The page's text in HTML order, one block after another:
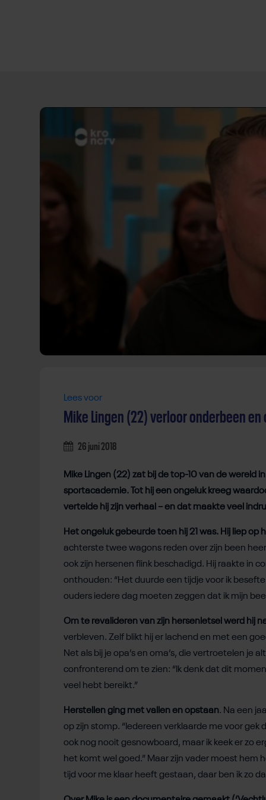
Lees voor
Mike Lingen (22) verloor onderbeen
26 juni 2018
Mike Lingen (22) zat bij de top-10 van de wereld
sportacademie. Tot hij een ongeluk kreeg
vertelde hij zijn verhaal – en dat maakte veel
Het ongeluk gebeurde toen hij 21 was. Hij liep op
achterste twee wagons reden over zijn been
ook zijn hersenen flink beschadigd. Hij raakte in
onthouden: “Het duurde een tijdje voor ik
ouders iedere dag moeten zeggen dat ik mijn
Om te revalideren van zijn hersenletsel werd hij
verbleven. Zelf blikt hij er lachend en met een
Net als bij je opa’s en oma’s, die vertroetelen je
confronterend om te zien: “Ik denk dat dit
veel hebt bereikt.”
Herstellen ging met vallen en opstaan. Na een
op zijn stomp. “Iedereen verklaarde me voor
ook nog nooit gesnowboard, maar ik keek er zo
het komt wel goed.” Maar zijn vader moest hem
tijd voor me klaar heeft gestaan, daar ben ik zo